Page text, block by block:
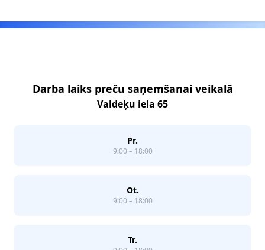
Darba laiks preču saņemšanai veikalā
Valdeķu iela 65
Pr.
9:00 – 18:00
Ot.
9:00 – 18:00
Tr.